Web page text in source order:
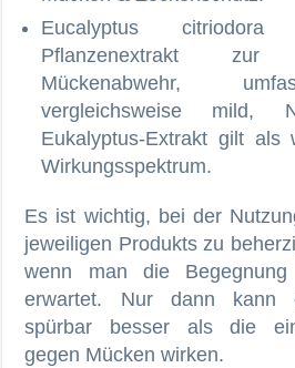
Eucalyptus
Pflanzenextrakt
Mückenabwehr,
vergleichsweise mild,
Eukalyptus-Extrakt gilt als
Wirkungsspektrum.
Es ist wichtig, bei der
jeweiligen Produkts zu
wenn man die
erwartet. Nur dann kann
spürbar besser als die
gegen Mücken wirken.